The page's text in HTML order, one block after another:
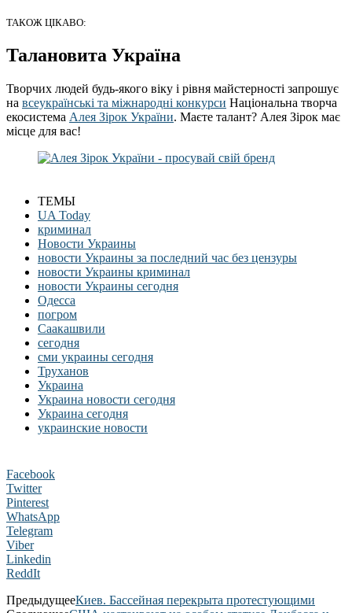
ТАКОЖ ЦІКАВО:
Талановита Україна
Творчих людей будь-якого віку і рівня майстерності запрошує
на всеукраїнські та міжнародні конкурси Національна творча
екосистема Алея Зірок України. Маєте талант? Алея Зірок має
місце для вас!
ТЕМЫ
UA Today
криминал
Новости Украины
новости Украины за последний час без цензуры
новости Украины криминал
новости Украины сегодня
Одесса
погром
Саакашвили
сегодня
сми украины сегодня
Труханов
Украина
Украина новости сегодня
Украина сегодня
украинские новости
Facebook
Twitter
Pinterest
WhatsApp
Telegram
Viber
Linkedin
ReddIt
ПредыдущееКиев. Бассейная перекрыта протестующими